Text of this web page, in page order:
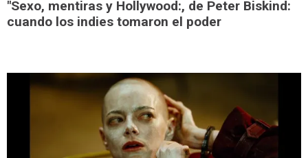
"Sexo, mentiras y Hollywood:, de Peter Biskind:
cuando los indies tomaron el poder